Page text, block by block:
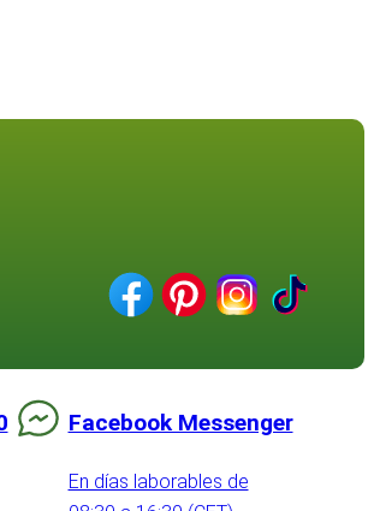
Facebook Messenger
En días laborables de